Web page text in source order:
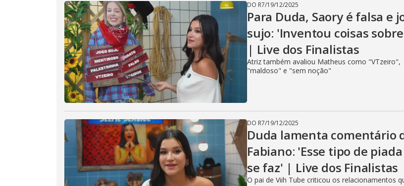
DO R7/19/12/2025
Para Duda, Saory é falsa e
sujo: 'Inventou coisas
| Live dos Finalistas
Atriz também avaliou Matheus como "VTzeiro",
"maldoso" e "sem noção"
DO R7/19/12/2025
Duda lamenta comentário
Fabiano: 'Esse tipo de
se faz' | Live dos Finalistas
O pai de Viih Tube criticou os relacionamentos